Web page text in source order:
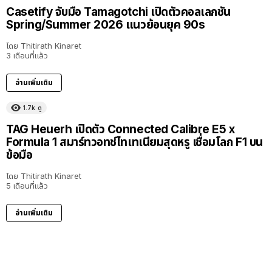
Casetify จับมือ Tamagotchi เปิดตัวคอลเลกชัน
Spring/Summer 2026 แนวย้อนยุค 90s
โดย Thitirath Kinaret
3 เดือนที่แล้ว
อ่านเพิ่มเติม
1.7k ดู
TAG Heuerh เปิดตัว Connected Calibre E5 x
Formula 1 สมาร์ทวอทช์ไทเทเนียมสุดหรู เชื่อมโลก F1 บน
ข้อมือ
โดย Thitirath Kinaret
5 เดือนที่แล้ว
อ่านเพิ่มเติม